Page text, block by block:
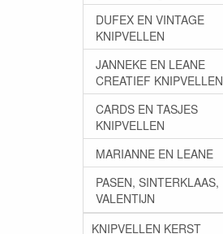
DUFEX EN VINTAGE
KNIPVELLEN
JANNEKE EN LEANE
CREATIEF KNIPVELLEN
CARDS EN TASJES
KNIPVELLEN
MARIANNE EN LEANE
PASEN, SINTERKLAAS,
VALENTIJN
KNIPVELLEN KERST